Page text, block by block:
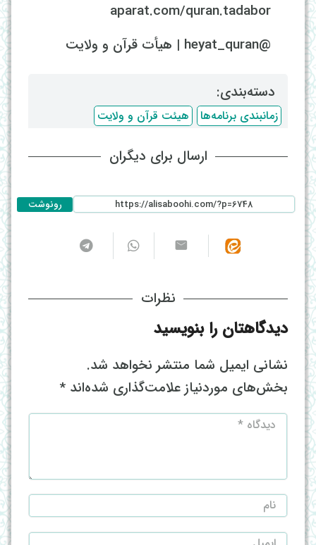
aparat.com/quran.tadabor
@heyat_quran | هیأت قرآن و ولایت
دسته‌بندی: ‌
زمانبندی برنامه‌ها هیئت قرآن و ولایت
ارسال برای دیگران
رونوشت
نظرات
دیدگاهتان را بنویسید
نشانی ایمیل شما منتشر نخواهد شد.
بخش‌های موردنیاز علامت‌گذاری شده‌اند *